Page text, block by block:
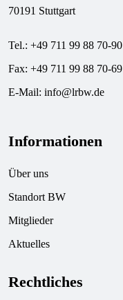
70191 Stuttgart
Tel.: +49 711 99 88 70-90
Fax: +49 711 99 88 70-69
E-Mail: info@lrbw.de
Informationen
Über uns
Standort BW
Mitglieder
Aktuelles
Rechtliches